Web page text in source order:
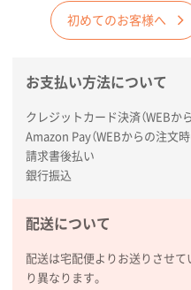
ワンポイントポリ袋 A4
2026年03月09日 08:27
ラミネート紙袋 規格L1
2026年02月26日 15:33
見積りの仕方が明確だ
【オーダー商品】特別ご
柔軟かつスピーディー
初めてのお客様へ
お支払い方法について
クレジットカード決済（WEBか
Amazon Pay（WEBからの注文時
請求書後払い
銀行振込
配送について
配送は宅配便よりお送りさせ
り異なります。